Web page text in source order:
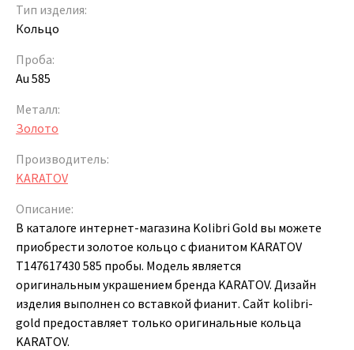
Тип изделия:
Кольцо
Проба:
Au 585
Металл:
Золото
Производитель:
KARATOV
Описание:
В каталоге интернет-магазина Kolibri Gold вы можете
приобрести золотое кольцо с фианитом KARATOV
Т147617430 585 пробы. Модель является
оригинальным украшением бренда KARATOV. Дизайн
изделия выполнен со вставкой фианит. Сайт kolibri-
gold предоставляет только оригинальные кольца
KARATOV.